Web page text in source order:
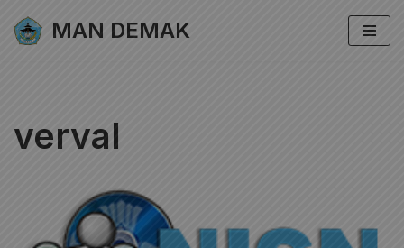
Lompat
MAN DEMAK
verval